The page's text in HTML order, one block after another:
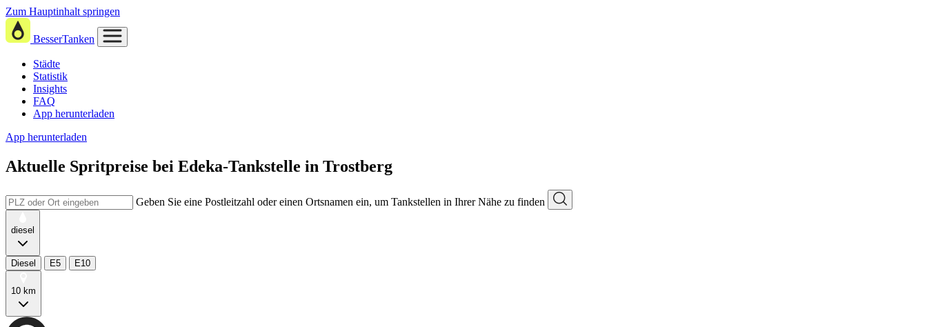
Zum Hauptinhalt springen
BesserTanken
Städte
Statistik
Insights
FAQ
App herunterladen
App herunterladen
Aktuelle Spritpreise bei Edeka-Tankstelle in Trostberg
Geben Sie eine Postleitzahl oder einen Ortsnamen ein, um Tankstellen in Ihrer Nähe zu finden
diesel
Diesel E5 E10
10 km